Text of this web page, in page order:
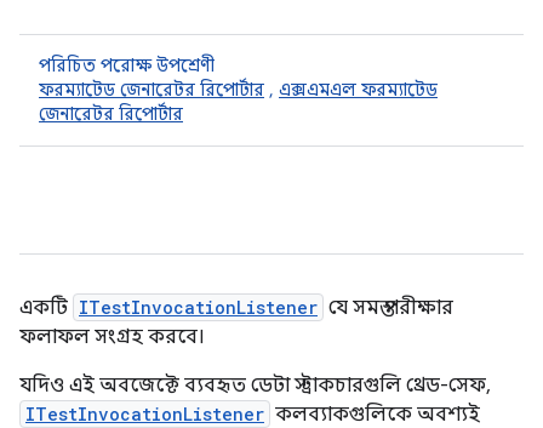
পরিচিত পরোক্ষ উপশ্রেণী
ফরম্যাটেড জেনারেটর রিপোর্টার , এক্সএমএল ফরম্যাটেড
জেনারেটর রিপোর্টার
একটি ITestInvocationListener যে সমস্ত পরীক্ষার
ফলাফল সংগ্রহ করবে।
যদিও এই অবজেক্টে ব্যবহৃত ডেটা স্ট্রাকচারগুলি থ্রেড-সেফ,
ITestInvocationListener কলব্যাকগুলিকে অবশ্যই